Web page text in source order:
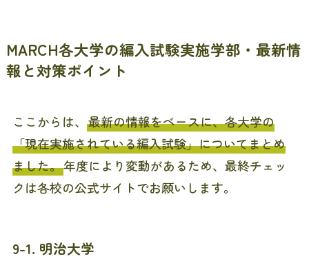
MARCH各大学の編入試験実施学部・最新情
報と対策ポイント
ここからは、 最新の情報をベースに、各大学の
「現在実施されている編入試験」についてまとめ
ました。年度により変動があるため、最終チェッ
クは各校の公式サイトでお願いします。
9-1. 明治大学